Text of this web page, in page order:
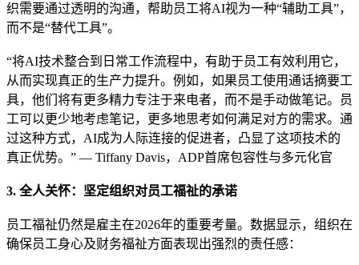
织需要通过透明的沟通，帮助员工将AI视为一种“辅助工具”，
而不是“替代工具”。
“将AI技术整合到日常工作流程中，有助于员工有效利用它，
从而实现真正的生产力提升。例如，如果员工使用通话摘要工
具，他们将有更多精力专注于来电者，而不是手动做笔记。员
工可以更少地考虑笔记，更多地思考如何满足对方的需求。通
过这种方式，AI成为人际连接的促进者，凸显了这项技术的
真正优势。” — Tiffany Davis，ADP首席包容性与多元化官
3. 全人关怀：坚定组织对员工福祉的承诺
员工福祉仍然是雇主在2026年的重要考量。数据显示，组织在
确保员工身心及财务福祉方面表现出强烈的责任感：